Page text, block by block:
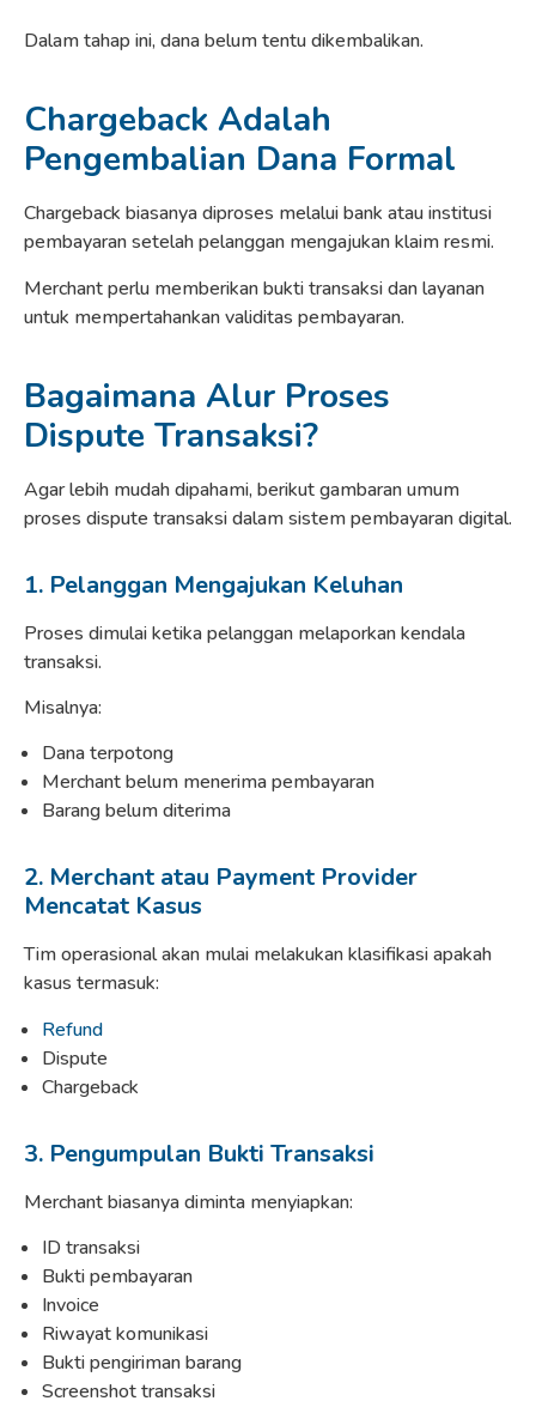
Dalam tahap ini, dana belum tentu dikembalikan.
Chargeback Adalah
Pengembalian Dana Formal
Chargeback biasanya diproses melalui bank atau institusi
pembayaran setelah pelanggan mengajukan klaim resmi.
Merchant perlu memberikan bukti transaksi dan layanan
untuk mempertahankan validitas pembayaran.
Bagaimana Alur Proses
Dispute Transaksi?
Agar lebih mudah dipahami, berikut gambaran umum
proses dispute transaksi dalam sistem pembayaran digital.
1. Pelanggan Mengajukan Keluhan
Proses dimulai ketika pelanggan melaporkan kendala
transaksi.
Misalnya:
Dana terpotong
Merchant belum menerima pembayaran
Barang belum diterima
2. Merchant atau Payment Provider
Mencatat Kasus
Tim operasional akan mulai melakukan klasifikasi apakah
kasus termasuk:
Refund
Dispute
Chargeback
3. Pengumpulan Bukti Transaksi
Merchant biasanya diminta menyiapkan:
ID transaksi
Bukti pembayaran
Invoice
Riwayat komunikasi
Bukti pengiriman barang
Screenshot transaksi